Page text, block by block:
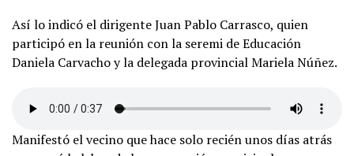
Así lo indicó el dirigente Juan Pablo Carrasco, quien
participó en la reunión con la seremi de Educación
Daniela Carvacho y la delegada provincial Mariela Núñez.
Manifestó el vecino que hace solo recién unos días atrás